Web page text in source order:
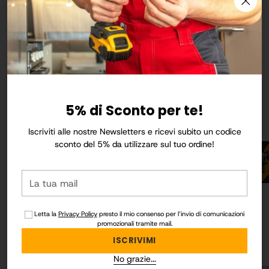
5% di Sconto per te!
Iscriviti alle nostre Newsletters e ricevi subito un codice
sconto del 5% da utilizzare sul tuo ordine!
tua
Letta la Privacy Policypresto il mio consenso per l’invio di comunicazioni
promozionali tramite mail.
ISCRIVIMI
No grazie...
Recensioni Clienti
Sii il primo a scrivere una recensione
Esplora altre Categorie
GUIDE, CONSIGLI E CURIOSITA'
BLOG DI COSEMA